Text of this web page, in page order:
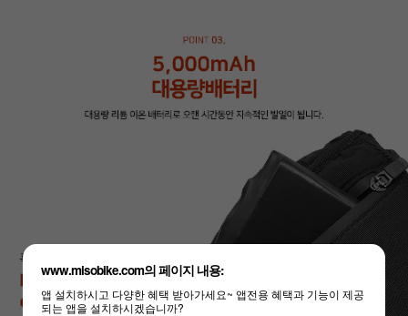
www.misobike.com의 페이지 내용:
앱 설치하시고 다양한 혜택 받아가세요~ 앱전용 혜택과 기능이 제공
되는 앱을 설치하시겠습니까?